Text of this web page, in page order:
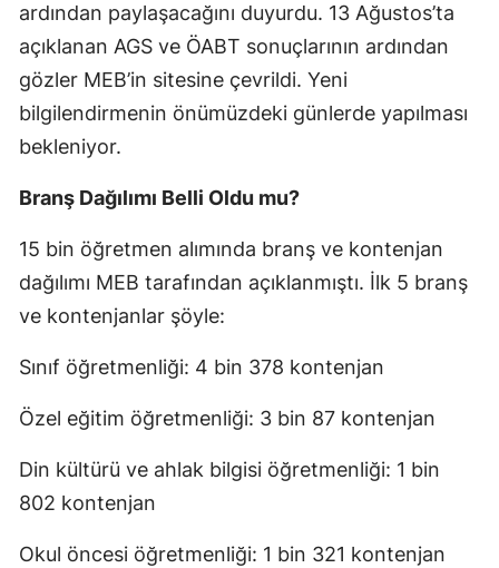
ardından paylaşacağını duyurdu. 13 Ağustos’ta
açıklanan AGS ve ÖABT sonuçlarının ardından
gözler MEB’in sitesine çevrildi. Yeni
bilgilendirmenin önümüzdeki günlerde yapılması
bekleniyor.
Branş Dağılımı Belli Oldu mu?
15 bin öğretmen alımında branş ve kontenjan
dağılımı MEB tarafından açıklanmıştı. İlk 5 branş
ve kontenjanlar şöyle:
Sınıf öğretmenliği: 4 bin 378 kontenjan
Özel eğitim öğretmenliği: 3 bin 87 kontenjan
Din kültürü ve ahlak bilgisi öğretmenliği: 1 bin
802 kontenjan
Okul öncesi öğretmenliği: 1 bin 321 kontenjan